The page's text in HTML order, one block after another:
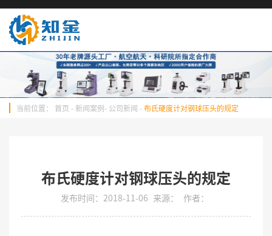
当前位置： 首页 - 新闻案例- 公司新闻 -布氏硬度计对钢球压头的规定
布氏硬度计对钢球压头的规定
发布时间：2018-11-06 来源： 作者：